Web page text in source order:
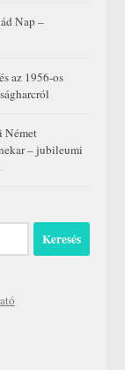
Nap –
az 1956-os
Német
– jubileumi